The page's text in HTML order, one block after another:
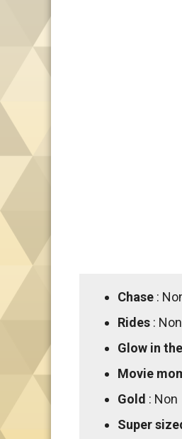
Chase :
Rides : Non
Glow in
Movie
Gold : Non
Super